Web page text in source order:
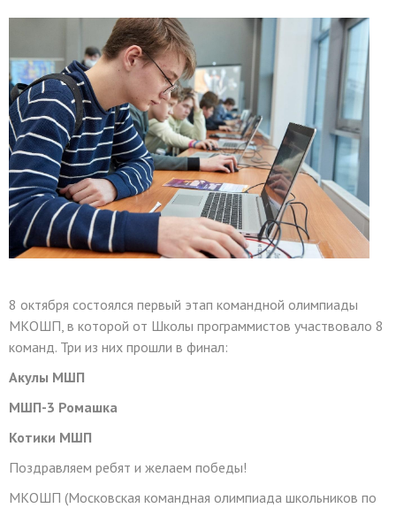
8 октября состоялся первый этап командной олимпиады
МКОШП, в которой от Школы программистов участвовало 8
команд. Три из них прошли в финал:
Акулы МШП
МШП-3 Ромашка
Котики МШП
Поздравляем ребят и желаем победы!
МКОШП (Московская командная олимпиада школьников по